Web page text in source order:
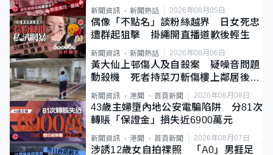
新聞資訊 新聞熱話 2026年08月05日
偶像「不點名」談粉絲越界 日女死忠
遭群起狙擊 掛繩開直播道歉後輕生
新聞資訊 新聞熱話 2026年08月06日
黃大仙上邨傷人及自殺案 疑噪音問題
動殺機 死者持菜刀斬傷樓上鄰居後墮
斃
新聞資訊 港聞 首頁新聞 2026年08月08日
43歲主婦墮內地公安電騙陷阱 分81次
轉賬「保證金」損失近6900萬元
新聞資訊 港聞 首頁新聞 2026年08月07日
涉誘12歲女自拍祼照 「A0」男捱足